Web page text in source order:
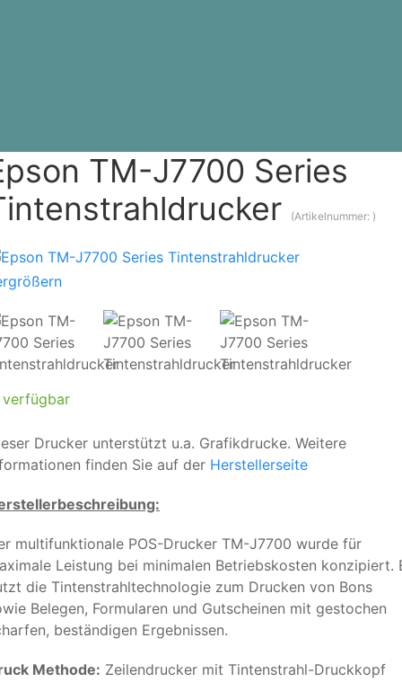
TM-J7700 Series
(Artikelnummer: )
verfügbar
Drucker unterstützt u.a. Grafikdrucke. Weitere
finden Sie auf der Herstellerseite
multifunktionale POS-Drucker TM-J7700 wurde für
Leistung bei minimalen Betriebskosten konzipiert.
die Tintenstrahltechnologie zum Drucken von Bons
Belegen, Formularen und Gutscheinen mit gestochen
beständigen Ergebnissen.
Methode: Zeilendrucker mit Tintenstrahl-Druckkopf